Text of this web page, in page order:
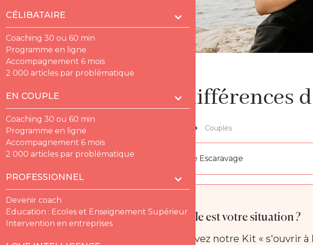
CÉLIBATAIRE
Coaching 30 ou 60 min
Programme en ligne
Accompagnement 6 mois
2 000 articles par problématique
EN COUPLE
Coaching 30 ou 60 min
Programme en ligne
Accompagnement 6 mois
2 000 articles par problématique
PROFESSIONNEL
Devenir coach
Education : Ecoles et Enseignement Supérieur
Intervention en entreprises
Les différences
Couples
Florence Escaravage
Quelle est votre situation ?
Recevez notre Kit « s'ouvrir